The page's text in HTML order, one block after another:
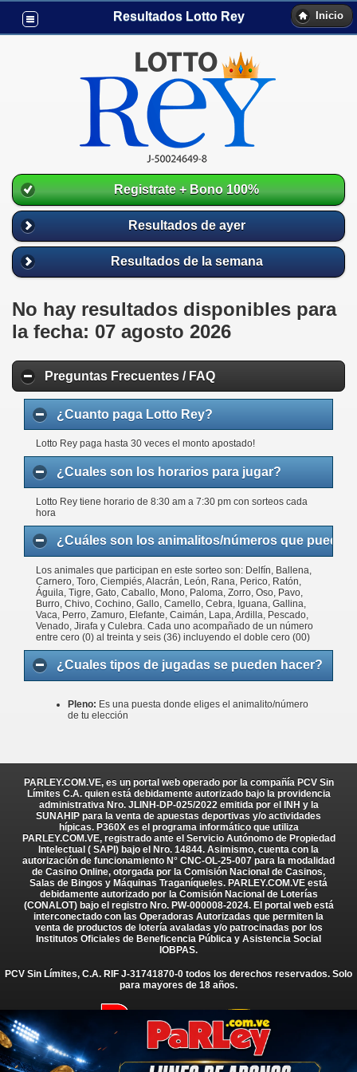
Resultados Lotto Rey Inicio
Registrate + Bono 100%
Resultados de ayer
Resultados de la semana
No hay resultados disponibles para
la fecha: 07 agosto 2026
Preguntas Frecuentes / FAQ
¿Cuanto paga Lotto Rey?
Lotto Rey paga hasta 30 veces el monto apostado!
¿Cuales son los horarios para jugar?
Lotto Rey tiene horario de 8:30 am a 7:30 pm con sorteos cada
hora
¿Cuáles son los animalitos/números que puedo
Los animales que participan en este sorteo son: Delfín, Ballena,
Carnero, Toro, Ciempiés, Alacrán, León, Rana, Perico, Ratón,
Águila, Tigre, Gato, Caballo, Mono, Paloma, Zorro, Oso, Pavo,
Burro, Chivo, Cochino, Gallo, Camello, Cebra, Iguana, Gallina,
Vaca, Perro, Zamuro, Elefante, Caimán, Lapa, Ardilla, Pescado,
Venado, Jirafa y Culebra. Cada uno acompañado de un número
entre cero (0) al treinta y seis (36) incluyendo el doble cero (00)
¿Cuales tipos de jugadas se pueden hacer?
Pleno: Es una puesta donde eliges el animalito/número
de tu elección
PARLEY.COM.VE, es un portal web operado por la compañía PCV Sin
Límites C.A. quien está debidamente autorizado bajo la providencia
administrativa Nro. JLINH-DP-025/2022 emitida por el INH y la
SUNAHIP para la venta de apuestas deportivas y/o actividades
hípicas. P360X es el programa informático que utiliza
PARLEY.COM.VE, registrado ante el Servicio Autónomo de Propiedad
Intelectual ( SAPI) bajo el Nro. 14844. Asimismo, cuenta con la
autorización de funcionamiento N° CNC-OL-25-007 para la modalidad
de Casino Online, otorgada por la Comisión Nacional de Casinos,
Salas de Bingos y Máquinas Traganíqueles. PARLEY.COM.VE está
debidamente autorizado por la Comisión Nacional de Loterías
(CONALOT) bajo el registro Nro. PW-000008-2024. El portal web está
interconectado con las Operadoras Autorizadas que permiten la
venta de productos de lotería avaladas y/o patrocinadas por los
Institutos Oficiales de Beneficencia Pública y Asistencia Social
IOBPAS.
PCV Sin Límites, C.A. RIF J-31741870-0 todos los derechos reservados. Solo
para mayores de 18 años.